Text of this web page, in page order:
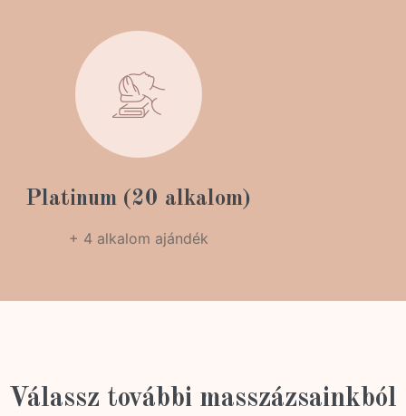
Platinum (20 alkalom)
+ 4 alkalom ajándék
Válassz további masszázsainkból